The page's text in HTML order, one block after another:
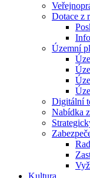
Dotace z
Územní
Digitální
Nabídka
Kultura